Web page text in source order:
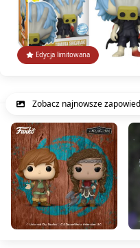
Edycja limitowana
Zobacz najnowsze